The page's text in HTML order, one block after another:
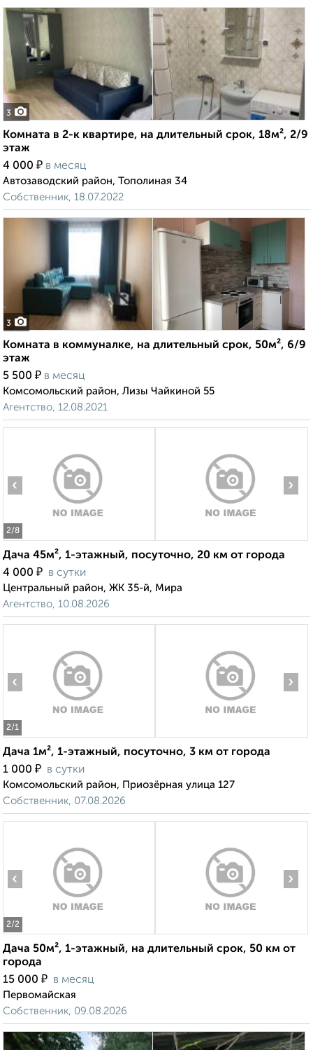
3
Комната в 2-к квартире, на длительный срок, 18м², 2/9
этаж
4 000 ₽ в месяц
Автозаводский район, Тополиная 34
Собственник, 18.07.2022
3
Комната в коммуналке, на длительный срок, 50м², 6/9
этаж
5 500 ₽ в месяц
Комсомольский район, Лизы Чайкиной 55
Агентство, 12.08.2021
2/8
‹ ›
Дача 45м², 1-этажный, посуточно, 20 км от города
4 000 ₽ в сутки
Центральный район, ЖК 35-й, Мира
Агентство, 10.08.2026
2/1
‹ ›
Дача 1м², 1-этажный, посуточно, 3 км от города
1 000 ₽ в сутки
Комсомольский район, Приозёрная улица 127
Собственник, 07.08.2026
2/2
‹ ›
Дача 50м², 1-этажный, на длительный срок, 50 км от
города
15 000 ₽ в месяц
Первомайская
Собственник, 09.08.2026